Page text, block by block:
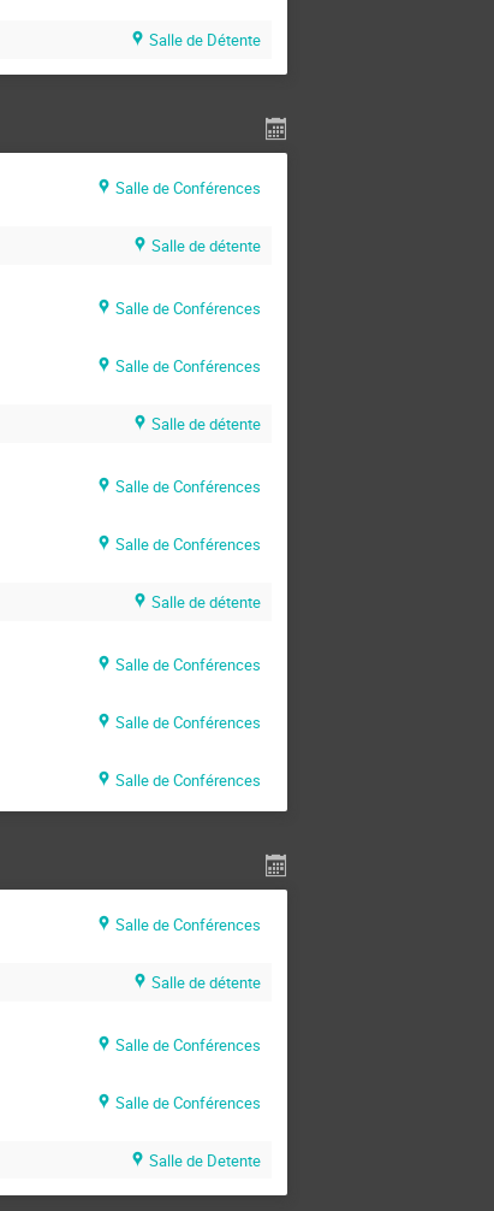
Salle de Détente
Salle de Conférences
Salle de détente
Salle de Conférences
Salle de Conférences
Salle de détente
Salle de Conférences
Salle de Conférences
Salle de détente
Salle de Conférences
Salle de Conférences
Salle de Conférences
Salle de Conférences
Salle de détente
Salle de Conférences
Salle de Conférences
Salle de Detente